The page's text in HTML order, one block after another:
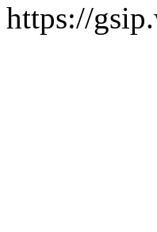
https://